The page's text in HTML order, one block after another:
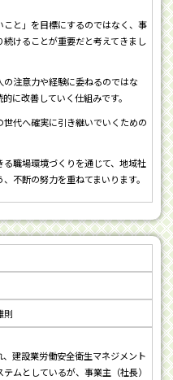
と」を目標にするのではなく、事
けることが重要だと考えてきまし
注意力や経験に委ねるのではな
に改善していく仕組みです。
代へ確実に引き継いでいくための
職場環境づくりを通じて、地域社
不断の努力を重ねてまいります。
建設業労働安全衛生マネジメント
ムとしているが、事業主（社長）